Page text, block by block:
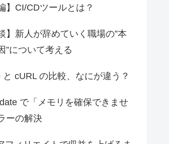
】CI/CDツールとは？
】新人が辞めていく職場の”本
”について考える
と cURL の比較、なにが違う？
で「メモリを確保できませ
ーの解決